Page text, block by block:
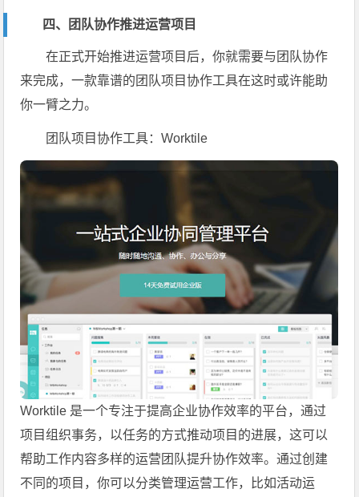
四、团队协作推进运营项目
在正式开始推进运营项目后，你就需要与团队协作
来完成，一款靠谱的团队项目协作工具在这时或许能助
你一臂之力。
团队项目协作工具：Worktile
Worktile 是一个专注于提高企业协作效率的平台，通过
项目组织事务，以任务的方式推动项目的进展，这可以
帮助工作内容多样的运营团队提升协作效率。通过创建
不同的项目，你可以分类管理运营工作，比如活动运